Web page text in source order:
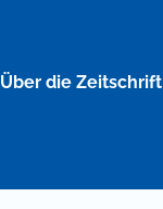
Über die Zeitschrift